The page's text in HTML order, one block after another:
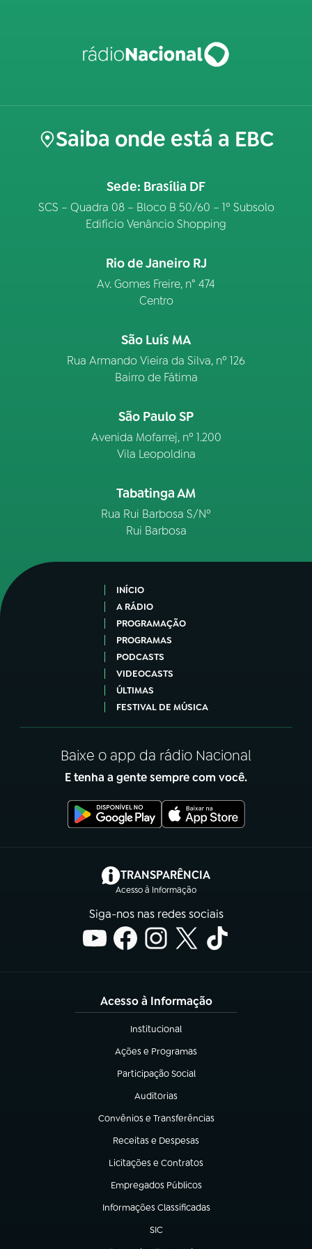
Saiba onde está a EBC
Sede: Brasília DF
SCS – Quadra 08 – Bloco B 50/60 – 1º Subsolo
Edifício Venâncio Shopping
Rio de Janeiro RJ
Av. Gomes Freire, n° 474
Centro
São Luís MA
Rua Armando Vieira da Silva, nº 126
Bairro de Fátima
São Paulo SP
Avenida Mofarrej, nº 1.200
Vila Leopoldina
Tabatinga AM
Rua Rui Barbosa S/Nº
Rui Barbosa
INÍCIO
A RÁDIO
PROGRAMAÇÃO
PROGRAMAS
PODCASTS
VIDEOCASTS
ÚLTIMAS
FESTIVAL DE MÚSICA
Baixe o app da rádio Nacional
E tenha a gente sempre com você.
TRANSPARÊNCIA
Acesso à Informação
(abre em nova aba)
Siga-nos nas redes sociais
Acesso à Informação
Institucional
(abre em nova aba)
Ações e Programas
(abre em nova aba)
Participação Social
(abre em nova aba)
Auditorias
(abre em nova aba)
Convênios e Transferências
(abre em nova aba)
Receitas e Despesas
(abre em nova aba)
Licitações e Contratos
(abre em nova aba)
Empregados Públicos
(abre em nova aba)
Informações Classificadas
(abre em nova aba)
SIC
(abre em nova aba)